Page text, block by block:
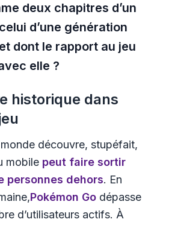
deux chapitres d’un
d’une génération
dont le rapport au jeu
elle ?
historique dans
découvre, stupéfait,
mobile peut faire sortir
personnes dehors. En
Pokémon Go dépasse
d’utilisateurs actifs. À